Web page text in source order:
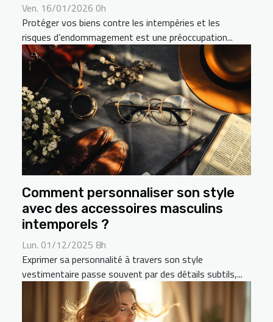
Ven. 16/01/2026 0h
Protéger vos biens contre les intempéries et les
risques d’endommagement est une préoccupation...
Comment personnaliser son style
avec des accessoires masculins
intemporels ?
Lun. 01/12/2025 8h
Exprimer sa personnalité à travers son style
vestimentaire passe souvent par des détails subtils,...